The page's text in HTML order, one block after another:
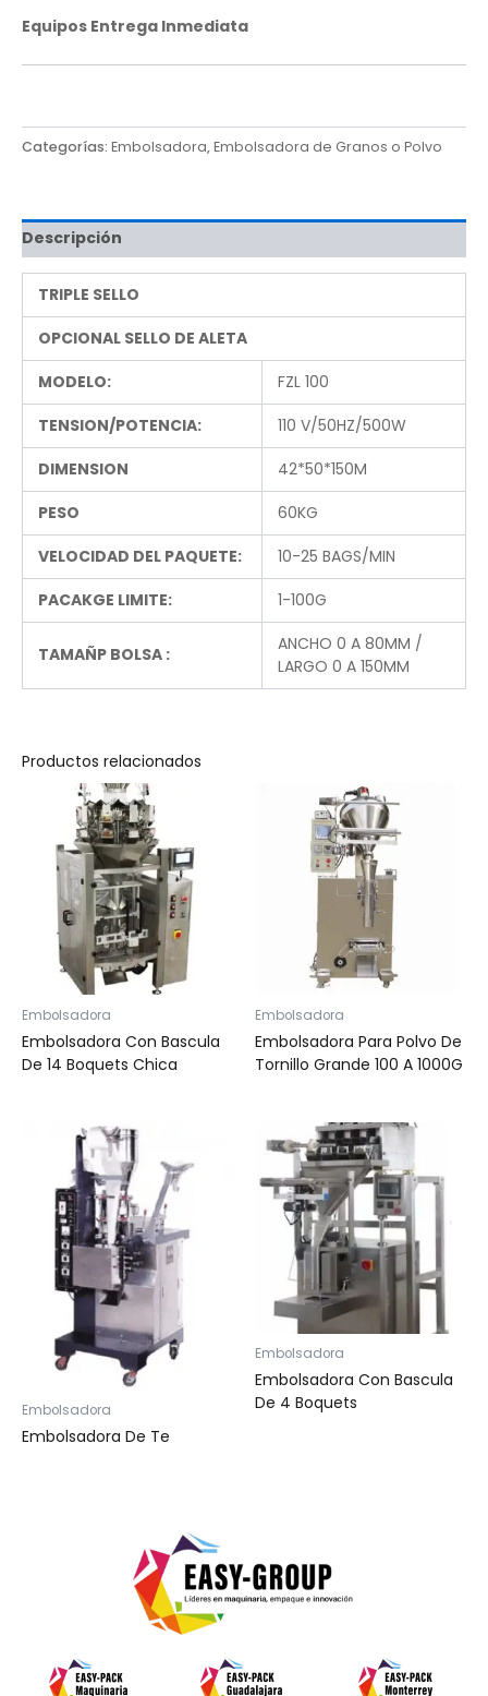
Equipos Entrega Inmediata
Categorías: Embolsadora,Embolsadora de Granos o Polvo
Descripción
TRIPLE SELLO
OPCIONAL SELLO DE ALETA
MODELO:
FZL 100
TENSION/POTENCIA:
110 V/50HZ/500W
DIMENSION
42*50*150M
PESO
60KG
VELOCIDAD DEL PAQUETE:
10-25 BAGS/MIN
PACAKGE LIMITE:
1-100G
TAMAÑP BOLSA :
ANCHO 0 A 80MM /
LARGO 0 A 150MM
Productos relacionados
Embolsadora
Embolsadora Con Bascula
De 14 Boquets Chica
Embolsadora
Embolsadora Para Polvo De
Tornillo Grande 100 A 1000G
Embolsadora
Embolsadora De Te
Embolsadora
Embolsadora Con Bascula
De 4 Boquets